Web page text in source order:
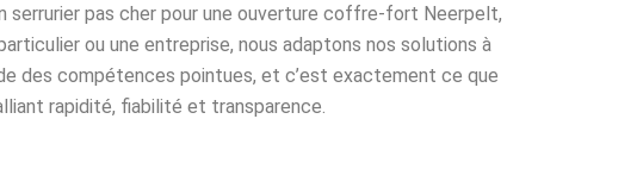
pas cher pour une ouverture coffre-fort Neerpelt,
ou une entreprise, nous adaptons nos solutions à
des compétences pointues, et c’est exactement ce que
rapidité, fiabilité et transparence.